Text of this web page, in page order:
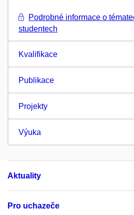
Podrobné informace o
studentech
Kvalifikace
Publikace
Projekty
Výuka
Aktuality
Pro uchazeče